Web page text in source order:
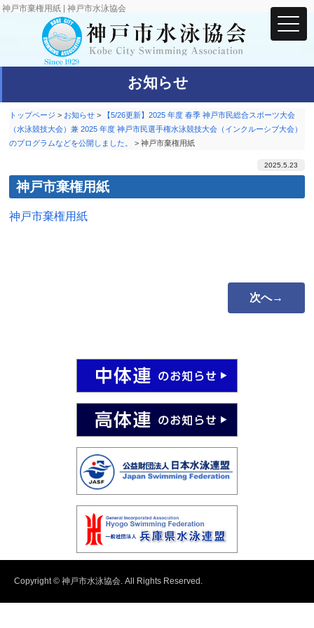
神戸市棄権用紙 | 神戸市水泳協会
お知らせ
トップページ > お知らせ >
【5/26更新】2025 年度 春季 神戸市民総合スポーツ大会
（水泳競技大会）兼 2025 年度 神戸市民選手権水泳競技大会（インクルーシブ大会）
のプログラムなどを公開しました。
>神戸市棄権用紙
2025.5.23
神戸市棄権用紙
神戸市棄権用紙
次へ→
Copyright © 神戸市水泳協会. All Rights Reserved.